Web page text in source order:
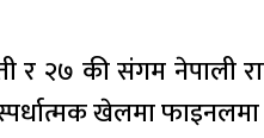
२७ की संगम नेपाली
खेलमा